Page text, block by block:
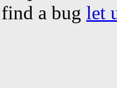
find a bug let